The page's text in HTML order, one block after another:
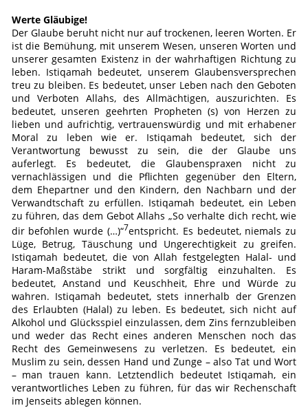
Werte Gläubige!
Der Glaube beruht nicht nur auf trockenen, leeren Worten. Er
ist die Bemühung, mit unserem Wesen, unseren Worten und
unserer gesamten Existenz in der wahrhaftigen Richtung zu
leben. Istiqamah bedeutet, unserem Glaubensversprechen
treu zu bleiben. Es bedeutet, unser Leben nach den Geboten
und Verboten Allahs, des Allmächtigen, auszurichten. Es
bedeutet, unseren geehrten Propheten (s) von Herzen zu
lieben und aufrichtig, vertrauenswürdig und mit erhabener
Moral zu leben wie er. Istiqamah bedeutet, sich der
Verantwortung bewusst zu sein, die der Glaube uns
auferlegt. Es bedeutet, die Glaubenspraxen nicht zu
vernachlässigen und die Pflichten gegenüber den Eltern,
dem Ehepartner und den Kindern, den Nachbarn und der
Verwandtschaft zu erfüllen. Istiqamah bedeutet, ein Leben
zu führen, das dem Gebot Allahs „So verhalte dich recht, wie
dir befohlen wurde (…)“7entspricht. Es bedeutet, niemals zu
Lüge, Betrug, Täuschung und Ungerechtigkeit zu greifen.
Istiqamah bedeutet, die von Allah festgelegten Halal- und
Haram-Maßstäbe strikt und sorgfältig einzuhalten. Es
bedeutet, Anstand und Keuschheit, Ehre und Würde zu
wahren. Istiqamah bedeutet, stets innerhalb der Grenzen
des Erlaubten (Halal) zu leben. Es bedeutet, sich nicht auf
Alkohol und Glücksspiel einzulassen, dem Zins fernzubleiben
und weder das Recht eines anderen Menschen noch das
Recht des Gemeinwesens zu verletzen. Es bedeutet, ein
Muslim zu sein, dessen Hand und Zunge – also Tat und Wort
– man trauen kann. Letztendlich bedeutet Istiqamah, ein
verantwortliches Leben zu führen, für das wir Rechenschaft
im Jenseits ablegen können.